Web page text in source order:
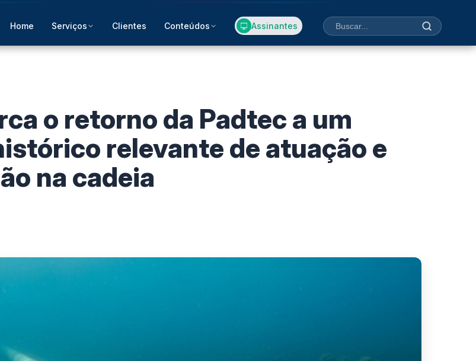
Home Serviços Clientes Conteúdos Assinantes
o retorno da Padtec a um
relevante de atuação e
na cadeia